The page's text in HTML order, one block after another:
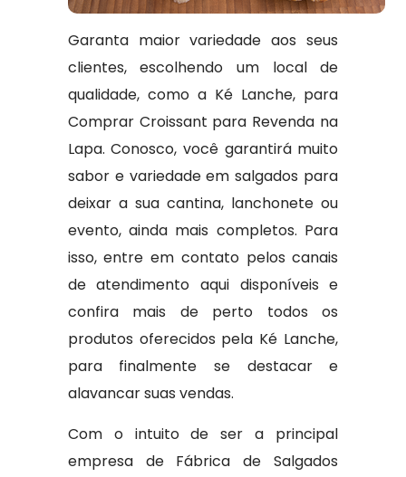
Garanta maior variedade aos seus
clientes, escolhendo um local de
qualidade, como a Ké Lanche, para
Comprar Croissant para Revenda na
Lapa. Conosco, você garantirá muito
sabor e variedade em salgados para
deixar a sua cantina, lanchonete ou
evento, ainda mais completos. Para
isso, entre em contato pelos canais
de atendimento aqui disponíveis e
confira mais de perto todos os
produtos oferecidos pela Ké Lanche,
para finalmente se destacar e
alavancar suas vendas.
Com o intuito de ser a principal
empresa de Fábrica de Salgados